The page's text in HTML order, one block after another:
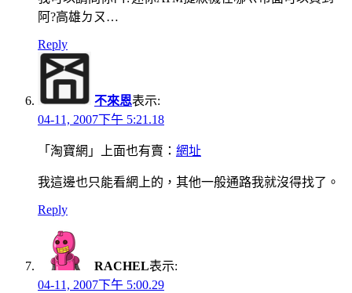
阿?高雄ㄉㄡ…
Reply
不來恩表示:
04-11, 2007下午 5:21.18
「淘寶網」上面也有賣： 網址
我這邊也只能看網上的，其他一般通路我就沒得找了。
Reply
RACHEL表示:
04-11, 2007下午 5:00.29